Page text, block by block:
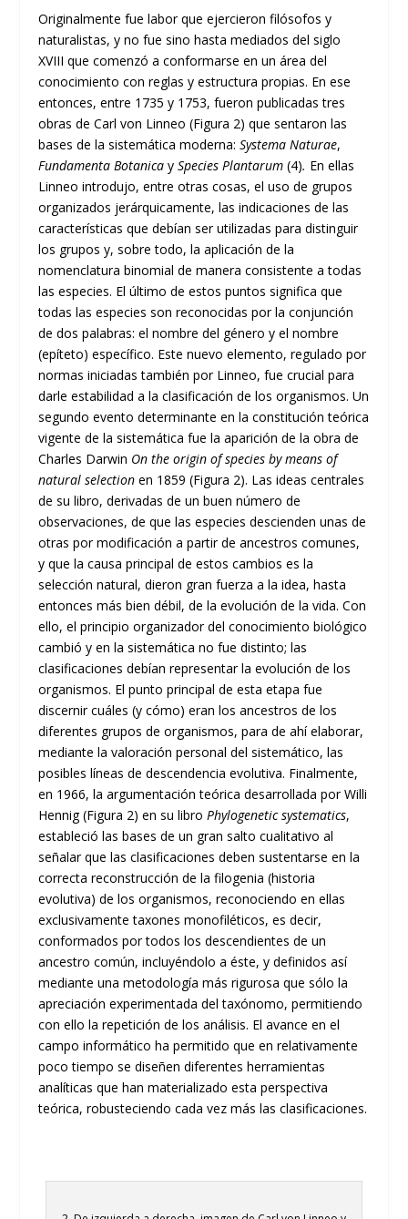
Originalmente fue labor que ejercieron filósofos y
naturalistas, y no fue sino hasta mediados del siglo
XVIII que comenzó a conformarse en un área del
conocimiento con reglas y estructura propias. En ese
entonces, entre 1735 y 1753, fueron publicadas tres
obras de Carl von Linneo (Figura 2) que sentaron las
bases de la sistemática moderna:Systema Naturae,
Fundamenta Botanica ySpecies Plantarum (4). En ellas
Linneo introdujo, entre otras cosas, el uso de grupos
organizados jerárquicamente, las indicaciones de las
características que debían ser utilizadas para distinguir
los grupos y, sobre todo, la aplicación de la
nomenclatura binomial de manera consistente a todas
las especies. El último de estos puntos significa que
todas las especies son reconocidas por la conjunción
de dos palabras: el nombre del género y el nombre
(epíteto) específico. Este nuevo elemento, regulado por
normas iniciadas también por Linneo, fue crucial para
darle estabilidad a la clasificación de los organismos. Un
segundo evento determinante en la constitución teórica
vigente de la sistemática fue la aparición de la obra de
Charles Darwin On the origin of species by means of
natural selection en 1859 (Figura 2). Las ideas centrales
de su libro, derivadas de un buen número de
observaciones, de que las especies descienden unas de
otras por modificación a partir de ancestros comunes,
y que la causa principal de estos cambios es la
selección natural, dieron gran fuerza a la idea, hasta
entonces más bien débil, de la evolución de la vida. Con
ello, el principio organizador del conocimiento biológico
cambió y en la sistemática no fue distinto; las
clasificaciones debían representar la evolución de los
organismos. El punto principal de esta etapa fue
discernir cuáles (y cómo) eran los ancestros de los
diferentes grupos de organismos, para de ahí elaborar,
mediante la valoración personal del sistemático, las
posibles líneas de descendencia evolutiva. Finalmente,
en 1966, la argumentación teórica desarrollada por Willi
Hennig (Figura 2) en su libroPhylogenetic systematics,
estableció las bases de un gran salto cualitativo al
señalar que las clasificaciones deben sustentarse en la
correcta reconstrucción de la filogenia (historia
evolutiva) de los organismos, reconociendo en ellas
exclusivamente taxones monofiléticos, es decir,
conformados por todos los descendientes de un
ancestro común, incluyéndolo a éste, y definidos así
mediante una metodología más rigurosa que sólo la
apreciación experimentada del taxónomo, permitiendo
con ello la repetición de los análisis. El avance en el
campo informático ha permitido que en relativamente
poco tiempo se diseñen diferentes herramientas
analíticas que han materializado esta perspectiva
teórica, robusteciendo cada vez más las clasificaciones.